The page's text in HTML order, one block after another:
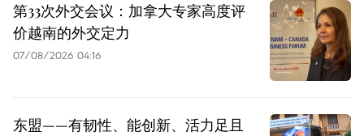
第33次外交会议：加拿大专家高度评
价越南的外交定力
07/08/2026 04:16
东盟——有韧性、能创新、活力足且